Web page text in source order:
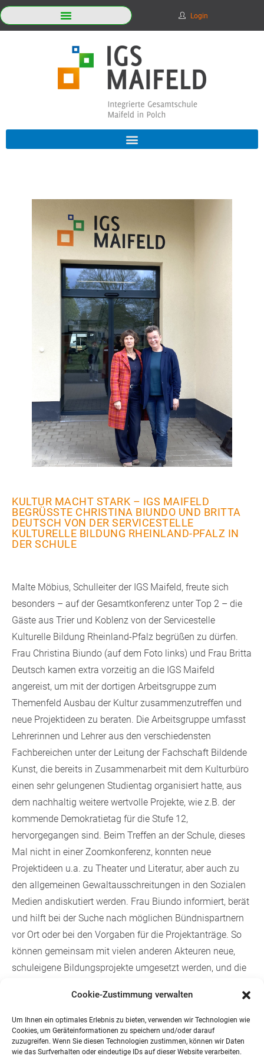
Cookie-Zustimmung verwalten
Um Ihnen ein optimales Erlebnis zu bieten, verwenden wir Technologien wie
Cookies, um Geräteinformationen zu speichern und/oder darauf
zuzugreifen. Wenn Sie diesen Technologien zustimmen, können wir Daten
wie das Surfverhalten oder eindeutige IDs auf dieser Website verarbeiten.
Login
KULTUR MACHT STARK – IGS MAIFELD
BEGRÜSSTE CHRISTINA BIUNDO UND BRITTA D
EUTSCH VON DER SERVICESTELLE K
ULTURELLE BILDUNG RHEINLAND-PFALZ IN D
ER SCHULE
Malte Möbius, Schulleiter der IGS Maifeld, freute sich
besonders – auf der Gesamtkonferenz unter Top 2 – die
Gäste aus Trier und Koblenz von der Servicestelle
Kulturelle Bildung Rheinland-Pfalz begrüßen zu dürfen.
Frau Christina Biundo (auf dem Foto links) und Frau Britta
Deutsch kamen extra vorzeitig an die IGS Maifeld
angereist, um mit der dortigen Arbeitsgruppe zum
Themenfeld Ausbau der Kultur zusammenzutreffen und
neue Projektideen zu beraten. Die Arbeitsgruppe umfasst
Lehrerinnen und Lehrer aus den verschiedensten
Fachbereichen unter der Leitung der Fachschaft Bildende
Kunst, die bereits in Zusammenarbeit mit dem Kulturbüro
einen sehr gelungenen Studientag organisiert hatte, aus
dem nachhaltig weitere wertvolle Projekte, wie z.B. der
kommende Demokratietag für die Stufe 12,
hervorgegangen sind. Beim Treffen an der Schule, dieses
Mal nicht in einer Zoomkonferenz, konnten neue
Projektideen u.a. zu Theater und Literatur, aber auch zu
den allgemeinen Gewaltausschreitungen in den Sozialen
Medien andiskutiert werden. Frau Biundo informiert, berät
und hilft bei der Suche nach möglichen Bündnispartnern
vor Ort oder bei den Vorgaben für die Projektanträge. So
können gemeinsam mit vielen anderen Akteuren neue,
schuleigene Bildungsprojekte umgesetzt werden, und die
das Kulturbüro. Frau Deutsch ergriff dann auch während
der Gesamtkonferenz die Gelegenheit, das komplexe
Programmpaket des Bundes mit rund 40.000 Projekten
und über 1 Mill. Teilnehmenden in der Zielgruppe 3-18